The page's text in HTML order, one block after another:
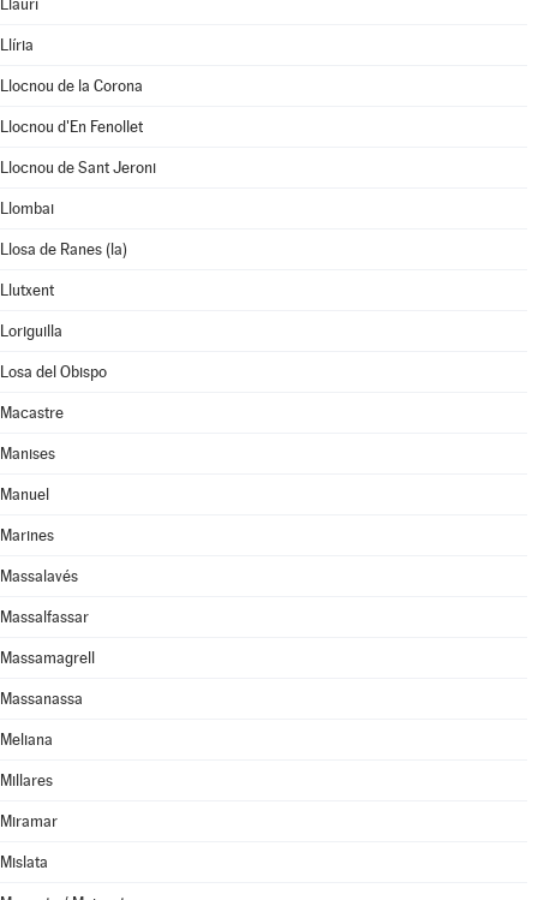
Llaurí
Llíria
Llocnou de la Corona
Llocnou d'En Fenollet
Llocnou de Sant Jeroni
Llombai
Llosa de Ranes (la)
Llutxent
Loriguilla
Losa del Obispo
Macastre
Manises
Manuel
Marines
Massalavés
Massalfassar
Massamagrell
Massanassa
Meliana
Millares
Miramar
Mislata